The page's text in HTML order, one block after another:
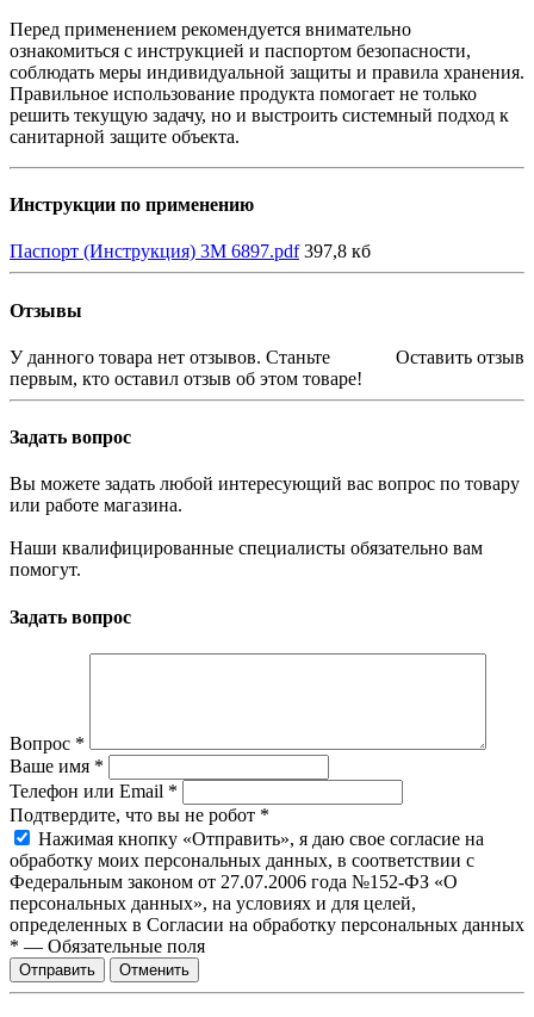
Перед применением рекомендуется внимательно
ознакомиться с инструкцией и паспортом безопасности,
соблюдать меры индивидуальной защиты и правила хранения.
Правильное использование продукта помогает не только
решить текущую задачу, но и выстроить системный подход к
санитарной защите объекта.
Инструкции по применению
Паспорт (Инструкция) 3М 6897.pdf 397,8 кб
Отзывы
Оставить отзыв
У данного товара нет отзывов. Станьте
первым, кто оставил отзыв об этом товаре!
Задать вопрос
Вы можете задать любой интересующий вас вопрос по товару
или работе магазина.
Наши квалифицированные специалисты обязательно вам
помогут.
Задать вопрос
Вопрос *
Ваше имя *
Телефон или Email *
Подтвердите, что вы не робот *
Нажимая кнопку «Отправить», я даю свое согласие на
обработку моих персональных данных, в соответствии с
Федеральным законом от 27.07.2006 года №152-ФЗ «О
персональных данных», на условиях и для целей,
определенных в Согласии на обработку персональных данных
* — Обязательные поля
Отправить Отменить